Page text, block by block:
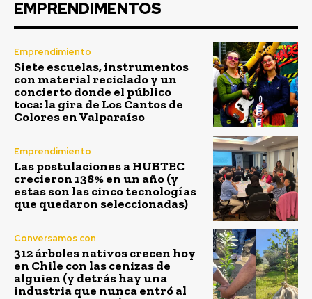
EMPRENDIMENTOS
Emprendimiento
Siete escuelas, instrumentos
con material reciclado y un
concierto donde el público
toca: la gira de Los Cantos de
Colores en Valparaíso
Emprendimiento
Las postulaciones a HUBTEC
crecieron 138% en un año (y
estas son las cinco tecnologías
que quedaron seleccionadas)
Conversamos con
312 árboles nativos crecen hoy
en Chile con las cenizas de
alguien (y detrás hay una
industria que nunca entró al